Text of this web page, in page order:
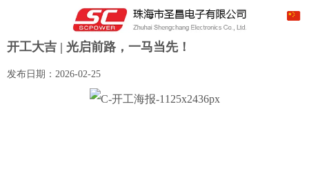
开工大吉 | 光启前路，一马当先！
发布日期： 2026-02-25